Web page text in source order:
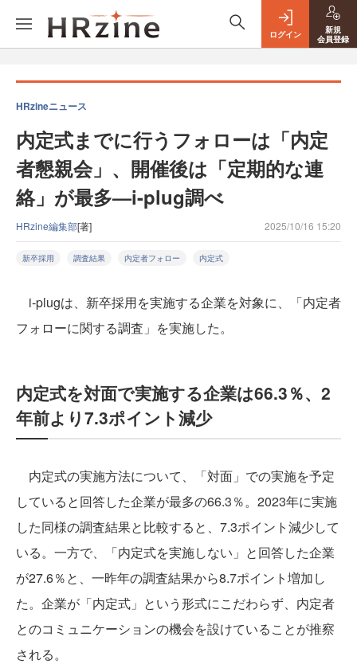
ログイン
新規
会員登録
HRzineニュース
内定式までに行うフォローは「内定
者懇親会」、開催後は「定期的な連
絡」が最多—i-plug調べ
HRzine編集部[著] 2025/10/16 15:20
新卒採用 調査結果 内定者フォロー 内定式
i-plugは、新卒採用を実施する企業を対象に、「内定者
フォローに関する調査」を実施した。
内定式を対面で実施する企業は66.3％、2
年前より7.3ポイント減少
内定式の実施方法について、「対面」での実施を予定
していると回答した企業が最多の66.3％。2023年に実施
した同様の調査結果と比較すると、7.3ポイント減少して
いる。一方で、「内定式を実施しない」と回答した企業
が27.6％と、一昨年の調査結果から8.7ポイント増加し
た。企業が「内定式」という形式にこだわらず、内定者
とのコミュニケーションの機会を設けていることが推察
される。